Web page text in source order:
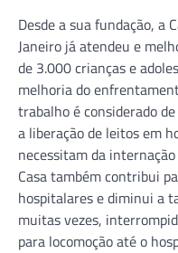
Desde a sua fundação, a
Janeiro já atendeu e
de 3.000 crianças e
melhoria do
trabalho é considerado
a liberação de leitos em
necessitam da
Casa também contribui
hospitalares e diminui a
muitas vezes,
para locomoção até o